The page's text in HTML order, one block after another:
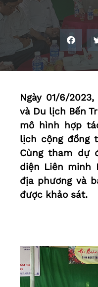
Ngày 01/6/
và Du lịch Bến
mô hình hợp
lịch cộng đồng
Cùng tham dự
diện Liên minh
địa phương và
được khảo sát.